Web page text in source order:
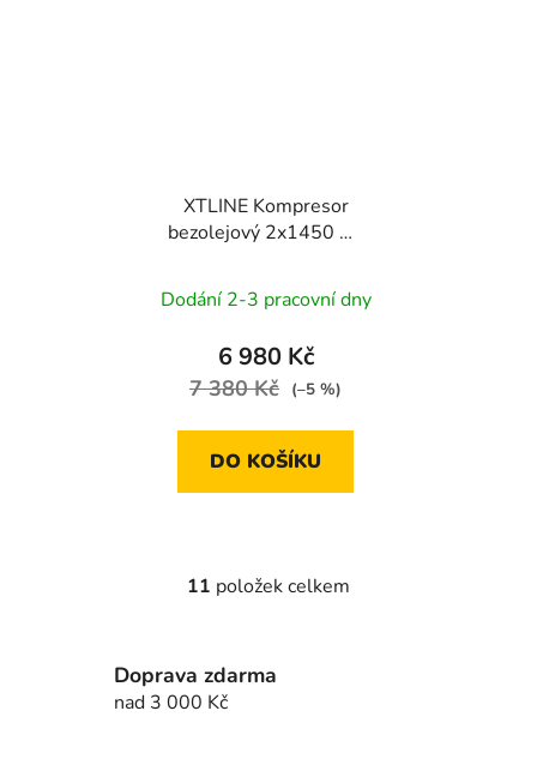
XTLINE Kompresor
bezolejový 2x1450 W,
Dodání 2-3 pracovní dny
6 980 Kč
7 380 Kč (–5 %)
DO KOŠÍKU
O
á
11 položek celkem
Doprava zdarma
nad 3 000 Kč